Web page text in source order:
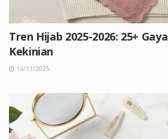
Tren Hijab 2025-2026: 25+
Kekinian
14/11/2025